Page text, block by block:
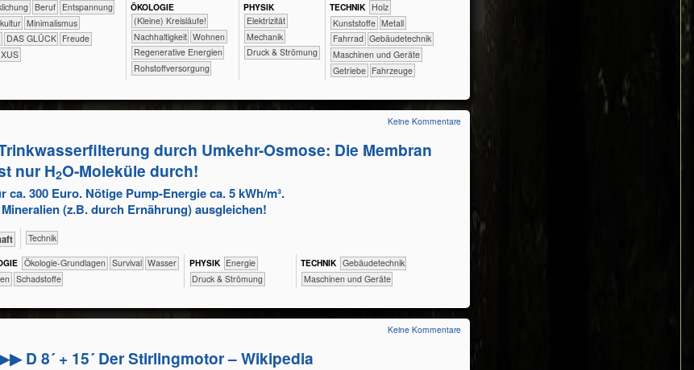
​​​​​​​​​​​​​​​Beruf ​​​​​​​​​​​​​Entspannung
​​Minimalismus
DAS GLÜCK Freude
ÖKO​LOGIE
​​​​​​​​​​​​​​(Kleine) Kreisläufe!
​​​​​​​​​​​​​​​Nachhaltigkeit ​​​​Wohnen
​​​Regenerative Energien
​​Rohstoffversorgung
PHY​SIK
​​​Elektrizität
​​​Mechanik
Druck & Strömung
TECH​NIK ​​​​​​​​Holz
​​​​​​​​Kunststoffe ​​​​​​​​Metall
​​​​​​​Fahrrad ​​​​​Gebäudetechnik
​​​​Maschinen und Geräte
​​Getriebe ​Fahrzeuge
durch Umkehr-Osmose: Die Membran
nur H2O-Moleküle durch!
ca. 300 Euro. Nötige Pump-Energie ca. 5 kWh/m³.
(z.B. durch Ernährung) ausgleichen!
​Technik
​​​​​​​​​​​​​​​​Ökologie-Grundlagen ​​​​​​​​​​​​Survival ​​​​​​Wasser
​Schadstoffe
PHY​SIK ​​Energie
Druck & Strömung
TECH​NIK ​​​​​Gebäudetechnik
​​​​Maschinen und Geräte
Keine Kommentare
D 8´ + 15´ Der Stirlingmotor – Wikipedia
Keine Kommentare